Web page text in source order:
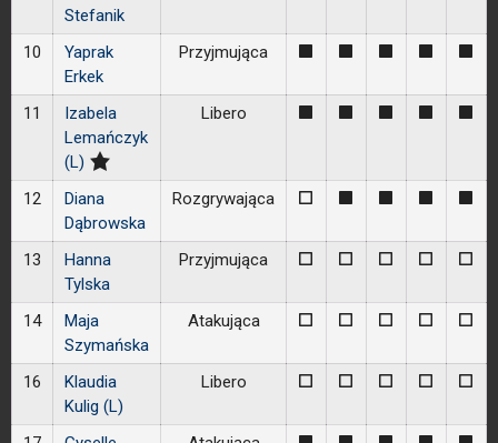
Stefanik
10
Yaprak
Erkek
Przyjmująca
11
Izabela
Lemańczyk
(L)
Libero
12
Diana
Dąbrowska
Rozgrywająca 0
13
Hanna
Tylska
Przyjmująca 0 0 0 0 0
14
Maja
Szymańska
Atakująca 0 0 0 0 0
16
Klaudia
Kulig (L)
Libero 0 0 0 0 0